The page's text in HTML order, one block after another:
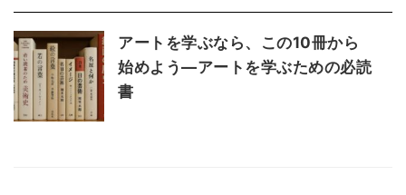
アートを学ぶなら、この10冊から
始めよう―アートを学ぶための必読
書